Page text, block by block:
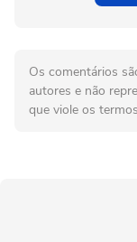
Os comentários
autores e não
que viole os